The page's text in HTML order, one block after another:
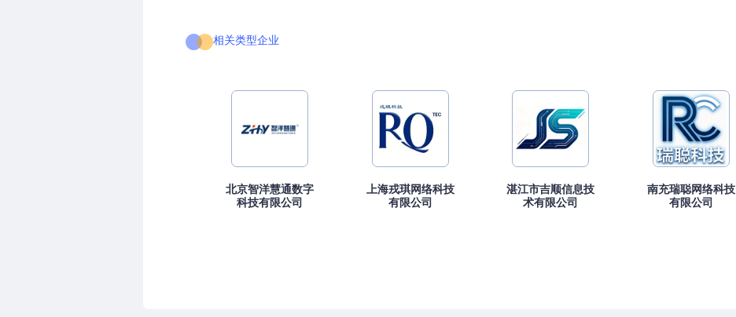
相关类型企业
北京智洋慧通数字
科技有限公司
上海戎琪网络科技
有限公司
湛江市吉顺信息技
术有限公司
南充瑞聪网络科技
有限公司